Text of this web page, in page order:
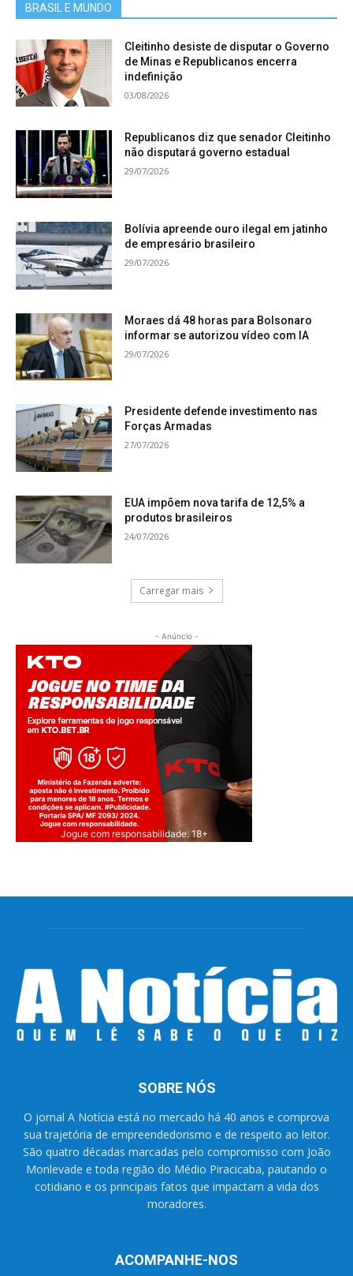
BRASIL E MUNDO
Cleitinho desiste de disputar o Governo
de Minas e Republicanos encerra
indefinição
03/08/2026
Republicanos diz que senador Cleitinho
não disputará governo estadual
29/07/2026
Bolívia apreende ouro ilegal em jatinho
de empresário brasileiro
29/07/2026
Moraes dá 48 horas para Bolsonaro
informar se autorizou vídeo com IA
29/07/2026
Presidente defende investimento nas
Forças Armadas
27/07/2026
EUA impõem nova tarifa de 12,5% a
produtos brasileiros
24/07/2026
Carregar mais
- Anúncio -
Jogue com responsabilidade. 18+
SOBRE NÓS
O jornal A Notícia está no mercado há 40 anos e comprova
sua trajetória de empreendedorismo e de respeito ao leitor.
São quatro décadas marcadas pelo compromisso com João
Monlevade e toda região do Médio Piracicaba, pautando o
cotidiano e os principais fatos que impactam a vida dos
moradores.
ACOMPANHE-NOS